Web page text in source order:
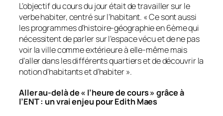
L’objectif du cours du jour était de travailler sur le
verbe habiter, centré sur l’habitant. «Ce sont aussi
les programmes d’histoire-géographie en 6ème qui
nécessitent de parler sur l’espace vécu et de ne pas
voir la ville comme extérieure à elle-même mais
d’aller dans les différents quartiers et de découvrir la
notion d’habitants et d’habiter».
Aller au-delà de « l’heure de cours » grâce à
l’ENT : un vrai enjeu pour Edith Maes